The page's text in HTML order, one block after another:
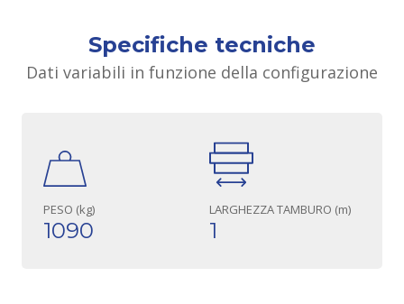
Specifiche tecniche
Dati variabili in funzione della configurazione
PESO (kg)
1090
LARGHEZZA TAMBURO (m)
1